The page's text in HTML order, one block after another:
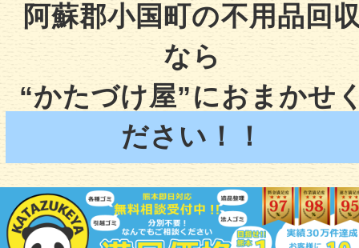
阿蘇郡小国町の不用品回
なら
“かたづけ屋”におまかせ
ださい！！